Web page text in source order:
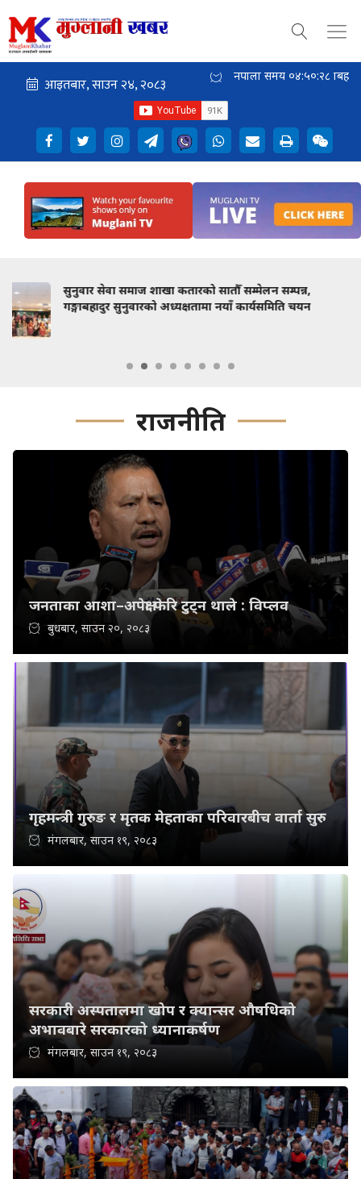
नेपाली समय ०४:५०:३० बिहान
चयन
कम्युनिस्टको मत घट्दैमा विचार मर्दैन' : दोहामा
वैचारिक मन्तव्य
राजनीति
जनताका आशा–अपेक्षा फेरि टुट्न थाले : विप्लव
बुधबार, साउन २०, २०८३
गृहमन्त्री गुरुङ र मृतक मेहताका परिवारबीच वार्ता सुरु
मंगलबार, साउन १९, २०८३
सरकारी अस्पतालमा खोप र क्यान्सर औषधिको
अभावबारे सरकारको ध्यानाकर्षण
मंगलबार, साउन १९, २०८३